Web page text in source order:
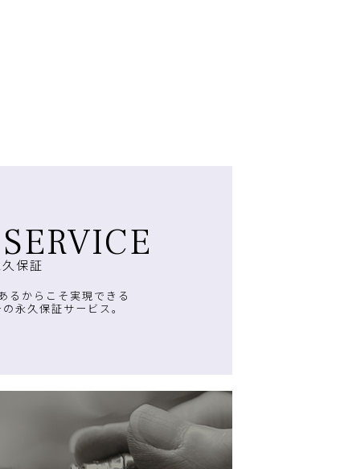
保証
るからこそ実現できる
永久保証サービス。